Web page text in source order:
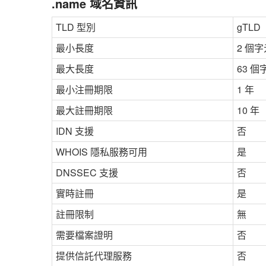
TLD 型別
gTLD
最小長度
2 個
最大長度
63 個
最小注冊期限
1 年
最大註冊期限
10 年
IDN 支援
否
WHOIS 隱私服務可用
是
DNSSEC 支援
否
實時註冊
是
註冊限制
無
需要檔案證明
否
提供信託代理服務
否